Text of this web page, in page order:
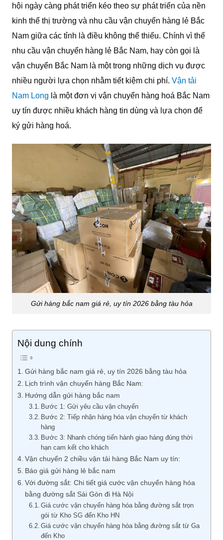
hội ngày càng phát triển kéo theo sự phát triển của nền
kinh thể thị trường và nhu cầu vận chuyển hàng lẻ Bắc
Nam giữa các tỉnh là điều không thể thiếu. Chính vì thế
nhu cầu vận chuyển hàng lẻ Bắc Nam, hay còn gọi là
vận chuyển Bắc Nam là một trong những dịch vụ được
nhiều người lựa chọn nhằm tiết kiệm chi phí. Vận tải
Nam Long là một đơn vị vận chuyển hàng hoá Bắc Nam
uy tín được nhiều khách hàng tin dùng và lựa chọn để
ký gửi hàng hoá.
Gửi hàng bắc nam giá rẻ, uy tín 2026 bằng tàu hỏa
Nội dung chính
Gửi hàng bắc nam giá rẻ, uy tín 2026 bằng tàu hỏa
Lịch trình vận chuyển hàng Bắc Nam:
Hướng dẫn gửi hàng bắc nam
Bước 1: Gửi yêu cầu vận chuyển
Bước 2: Tiếp nhận hàng hóa vận chuyển từ khách
hàng
Bước 3: Nhanh chóng tiến hành giao hàng đúng thời
hạn cam kết cho khách
Vận chuyển 2 chiều vận tải hàng Bắc Nam uy tín:
Báo giá gửi hàng lẻ bắc nam
Với đường sắt: Chi tiết giá cước vận chuyển hàng hóa
bằng đường sắt Sài Gòn đi Hà Nội
Giá cước vận chuyển hàng hóa bằng đường sắt trọn
gói từ Kho SG đến Kho HN
Giá cước vận chuyển hàng hóa bằng đường sắt từ Ga
đến Kho